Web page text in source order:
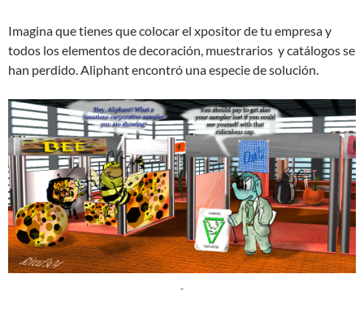
Imagina que tienes que colocar el xpositor de tu empresa y
todos los elementos de decoración, muestrarios y catálogos se
han perdido. Aliphant encontró una especie de solución.